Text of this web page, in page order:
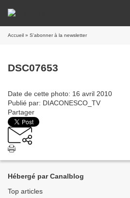
Accueil » S'abonner à la newsletter
DSC07653
Date de cette photo: 16 avril 2010
Publié par: DIACONESCO_TV
Partager
Hébergé par Canalblog
Top articles